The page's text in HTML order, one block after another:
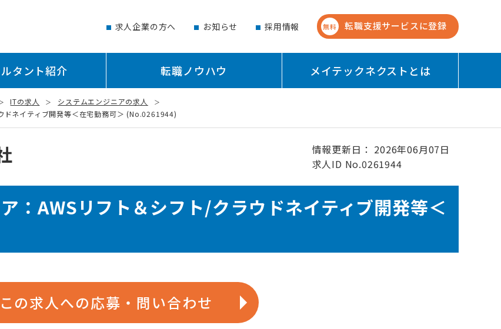
求人企業の方へ お知らせ 採用情報 無料 転職支援サービスに登録
タント紹介 転職ノウハウ メイテックネクストとは
ITの求人
システムエンジニアの求人
ネイティブ開発等＜在宅勤務可＞ (No.0261944)
情報更新日： 2026年06月07日
求人ID No.0261944
：AWSリフト＆シフト/クラウドネイティブ開発等＜
この求人への応募・問い合わせ